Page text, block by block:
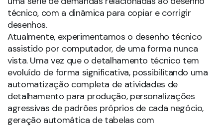
técnico, com a dinâmica para copiar e corrigir
desenhos.
Atualmente, experimentamos o desenho técnico
assistido por computador, de uma forma nunca
vista. Uma vez que o detalhamento técnico tem
evoluído de forma significativa, possibilitando uma
automatização completa de atividades de
detalhamento para produção, personalizações
agressivas de padrões próprios de cada negócio,
geração automática de tabelas com